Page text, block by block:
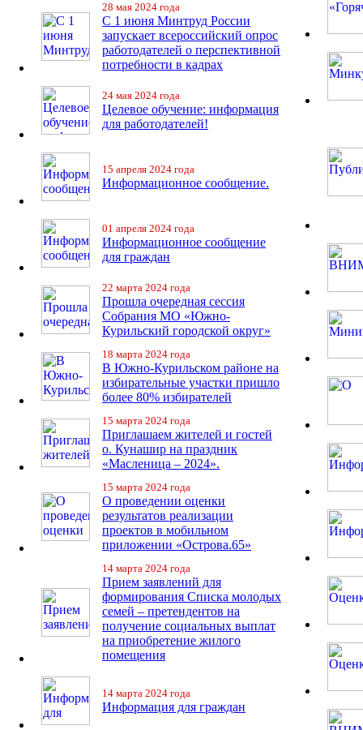
28 мая 2024 года
С 1 июня Минтруд России
запускает всероссийский опрос
работодателей о перспективной
потребности в кадрах
24 мая 2024 года
Целевое обучение: информация
для работодателей!
15 апреля 2024 года
Информационное сообщение.
01 апреля 2024 года
Информационное сообщение
для граждан
22 марта 2024 года
Прошла очередная сессия
Собрания МО «Южно-
Курильский городской округ»
18 марта 2024 года
В Южно-Курильском районе на
избирательные участки пришло
более 80% избирателей
15 марта 2024 года
Приглашаем жителей и гостей
о. Кунашир на праздник
«Масленица – 2024».
15 марта 2024 года
О проведении оценки
результатов реализации
проектов в мобильном
приложении «Острова.65»
14 марта 2024 года
Прием заявлений для
формирования Списка молодых
семей – претендентов на
получение социальных выплат
на приобретение жилого
помещения
14 марта 2024 года
Информация для граждан